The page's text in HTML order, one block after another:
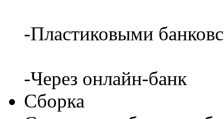
-Пластиковыми
-Через онлайн-банк
Сборка